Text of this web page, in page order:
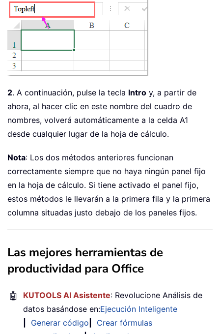
2. A continuación, pulse la tecla Intro y, a partir de
ahora, al hacer clic en este nombre del cuadro de
nombres, volverá automáticamente a la celda A1
desde cualquier lugar de la hoja de cálculo.
Nota: Los dos métodos anteriores funcionan
correctamente siempre que no haya ningún panel fijo
en la hoja de cálculo. Si tiene activado el panel fijo,
estos métodos le llevarán a la primera fila y la primera
columna situadas justo debajo de los paneles fijos.
Las mejores herramientas de
productividad para Office
🤖 KUTOOLS AI Asistente: Revolucione Análisis de
datos basándose en:Ejecución Inteligente
Generar código
Crear fórmulas